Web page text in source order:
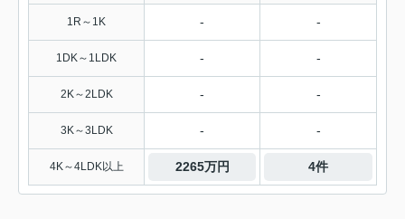
1R～1K - -
1DK～1LDK - -
2K～2LDK - -
3K～3LDK - -
4K～4LDK以上 2265万円 4件